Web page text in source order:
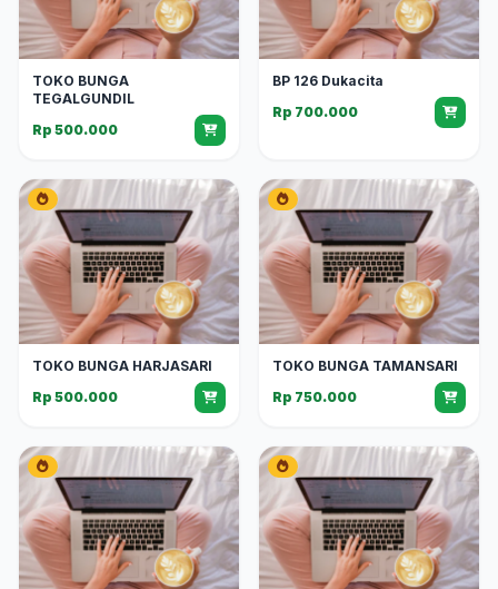
TOKO BUNGA
TEGALGUNDIL
Rp 500.000
BP 126 Dukacita
Rp 700.000
TOKO BUNGA HARJASARI
Rp 500.000
TOKO BUNGA TAMANSARI
Rp 750.000